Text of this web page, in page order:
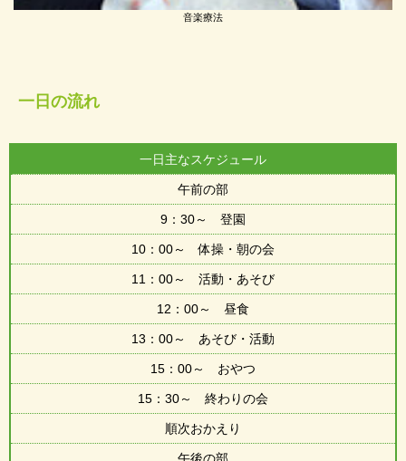
音楽療法
一日の流れ
一日主なスケジュール
午前の部
9：30～ 登園
10：00～ 体操・朝の会
11：00～ 活動・あそび
12：00～ 昼食
13：00～ あそび・活動
15：00～ おやつ
15：30～ 終わりの会
順次おかえり